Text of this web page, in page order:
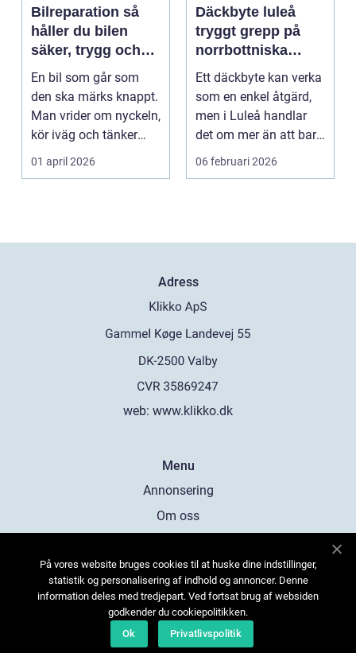
Bilreparation så
håller du bilen
säker, trygg och
ekonomisk
En bil som går som
den ska märks knappt.
Man vrider om nyckeln,
kör iväg och tänker
inte mer på det....
01 april 2026
Däckbyte luleå
tryggt grepp på
norrbottniska
vägar
Ett däckbyte kan verka
som en enkel åtgärd,
men i Luleå handlar
det om mer än att bara
byta gummi mo...
06 februari 2026
Adress
web: www.klikko.dk
Menu
Annonsering
Om oss
Kontakta oss
Sitemap
På vores website bruges cookies til at huske dine indstillinger,
statistik og personalisering af indhold og annoncer. Denne
information deles med tredjepart. Ved fortsat brug af websiden
godkender du cookiepolitikken.
Ok
Privatlivspolitik